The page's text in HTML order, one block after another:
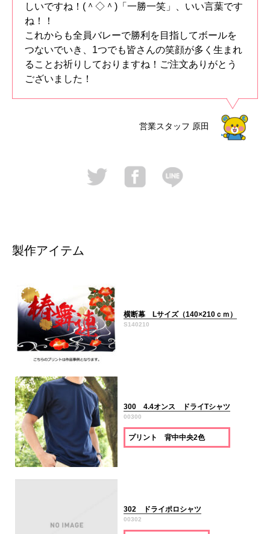
しいですね！(＾◇＾)「一勝一笑」、いい言葉です
ね！！
これからも全員バレーで勝利を目指してボールを
つないでいき、1つでも皆さんの笑顔が多く生まれ
ることお祈りしておりますね！ご注文ありがとう
ございました！
営業スタッフ 原田
製作アイテム
横断幕 Lサイズ（140×210ｃｍ）
S140210
300 4.4オンス ドライTシャツ
00300
プリント 背中中央2色
302 ドライポロシャツ
00302